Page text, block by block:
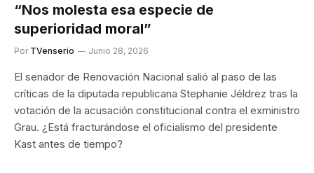
“Nos molesta esa especie de
superioridad moral”
Por TVenserio Junio 28, 2026
El senador de Renovación Nacional salió al paso de las
críticas de la diputada republicana Stephanie Jéldrez tras la
votación de la acusación constitucional contra el exministro
Grau. ¿Está fracturándose el oficialismo del presidente
Kast antes de tiempo?